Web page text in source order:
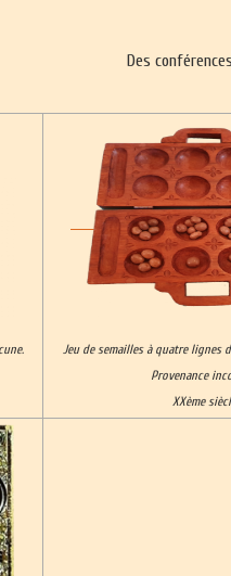
Des
Jeu de semailles à quatre lignes
Provenance
XXème